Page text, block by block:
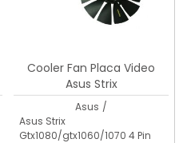
Cooler Fan Placa Video
Asus Strix
Gtx1080/gtx1060/1070 4 Pin
Asus /
Asus Strix
Gtx1080/gtx1060/1070 4 Pin